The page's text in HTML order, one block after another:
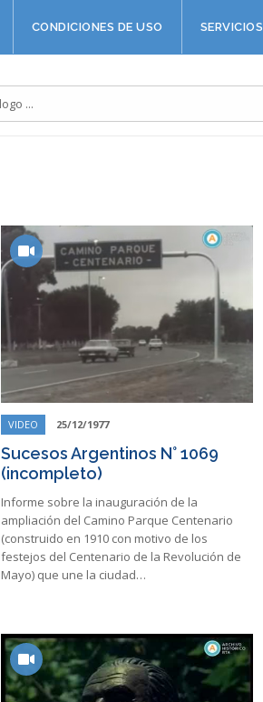
CONDICIONES DE USO SERVICIOS
VIDEO 25/12/1977
Sucesos Argentinos N° 1069
(incompleto)
Informe sobre la inauguración de la
ampliación del Camino Parque Centenario
(construido en 1910 con motivo de los
festejos del Centenario de la Revolución de
Mayo) que une la ciudad…